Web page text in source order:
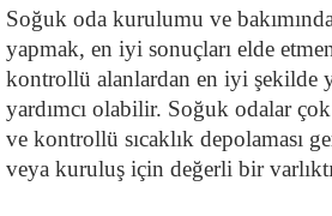
Soğuk oda kurulumu ve
yapmak, en iyi sonuçları elde
kontrollü alanlardan en iyi şekilde
yardımcı olabilir. Soğuk odalar
ve kontrollü sıcaklık depolaması
veya kuruluş için değerli bir